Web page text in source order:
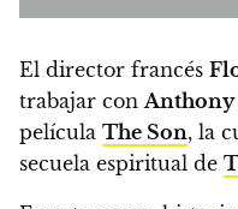
El director francés
trabajar con
película The Son, la
secuela espiritual de